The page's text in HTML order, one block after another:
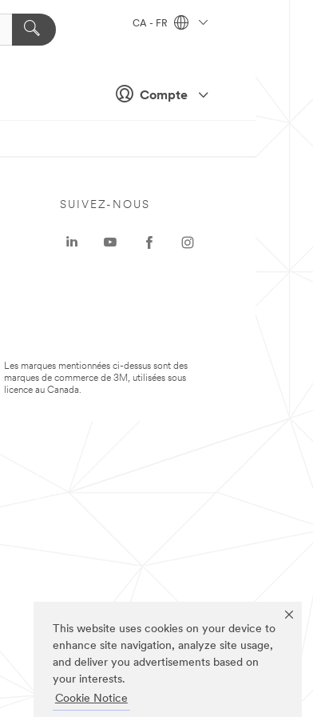
This website uses cookies on your device to
enhance site navigation, analyze site usage,
and deliver you advertisements based on
your interests.
Cookie Notice
Compte
CA - FR
SUIVEZ-NOUS
Les marques mentionnées ci-dessus sont des
marques de commerce de 3M, utilisées sous
licence au Canada.